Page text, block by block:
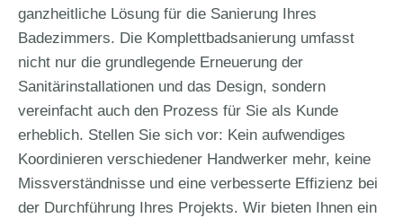
ganzheitliche Lösung für die Sanierung Ihres
Badezimmers. Die Komplettbadsanierung umfasst
nicht nur die grundlegende Erneuerung der
Sanitärinstallationen und das Design, sondern
vereinfacht auch den Prozess für Sie als Kunde
erheblich. Stellen Sie sich vor: Kein aufwendiges
Koordinieren verschiedener Handwerker mehr, keine
Missverständnisse und eine verbesserte Effizienz bei
der Durchführung Ihres Projekts. Wir bieten Ihnen ein